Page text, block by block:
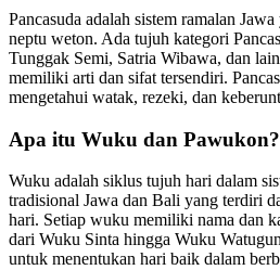
Pancasuda adalah sistem ramalan
neptu weton. Ada tujuh kategori
Tunggak Semi, Satria Wibawa, dan
memiliki arti dan sifat tersendiri.
mengetahui watak, rezeki, dan
Apa itu Wuku dan Pawukon?
Wuku adalah siklus tujuh hari dalam
tradisional Jawa dan Bali yang terdiri
hari. Setiap wuku memiliki nama dan
dari Wuku Sinta hingga Wuku
untuk menentukan hari baik dalam